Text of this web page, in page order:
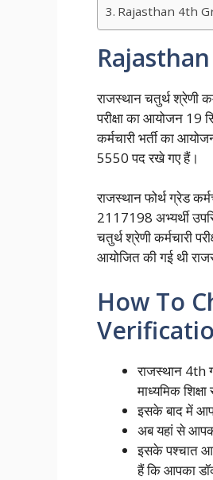
Rajasthan 4th
राजस्थान चतुर्थ श्रेणी
परीक्षा का आयोजन 19
कर्मचारी भर्ती का
5550 पद रखे गए हैं।
राजस्थान फोर्थ ग्रेड
2117198 अभ्यर्थी
चतुर्थ श्रेणी कर्मचारी
आयोजित की गई थी
How To
राजस्थान 4th
माध्यमिक
इसके बाद में
अब यहां से
इसके पश्चात
हैं कि आपका